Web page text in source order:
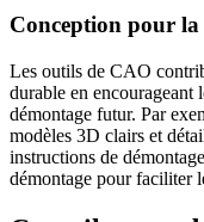
Conception pour la
Les outils de CAO
durable en encourageant
démontage futur. Par
modèles 3D clairs et
instructions de
démontage pour faciliter